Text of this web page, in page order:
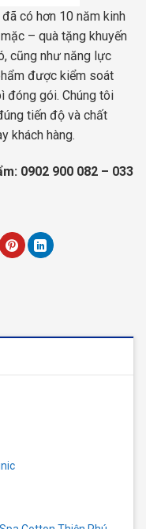
có hơn 10 năm kinh
– quà tặng khuyến
cũng như năng lực
được kiểm soát
đóng gói. Chúng tôi
tiến độ và chất
khách hàng.
0902 900 082 – 033